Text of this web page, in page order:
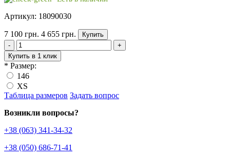
Артикул: 18090030
7 100 грн. 4 655 грн.
Купить
-
+
Купить в 1 клик
* Размер:
146
XS
Таблица размеров Задать вопрос
Возникли вопросы?
+38 (063) 341-34-32
+38 (050) 686-71-41